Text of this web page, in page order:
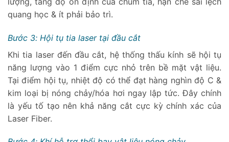
quang học & ít phải bảo trì.
Bước 3: Hội tụ tia laser tại đầu cắt
Khi tia laser đến đầu cắt, hệ thống thấu kính sẽ hội tụ
năng lượng vào 1 điểm cực nhỏ trên bề mặt vật liệu.
Tại điểm hội tụ, nhiệt độ có thể đạt hàng nghìn độ C &
kim loại bị nóng chảy/hóa hơi ngay lập tức. Đây chính
là yếu tố tạo nên khả năng cắt cực kỳ chính xác của
Laser Fiber.